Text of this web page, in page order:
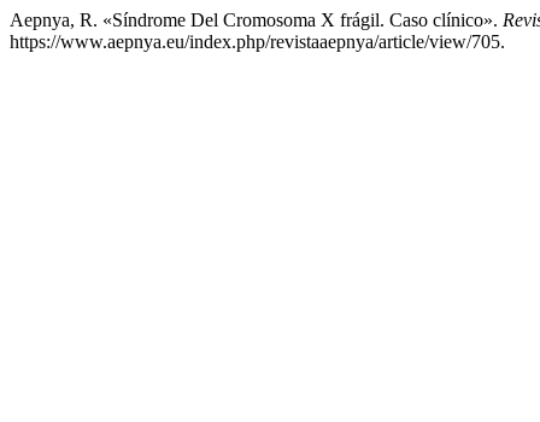
Aepnya, R. «Síndrome Del Cromosoma X frágil. Caso clínico».
https://www.aepnya.eu/index.php/revistaaepnya/article/view/705.